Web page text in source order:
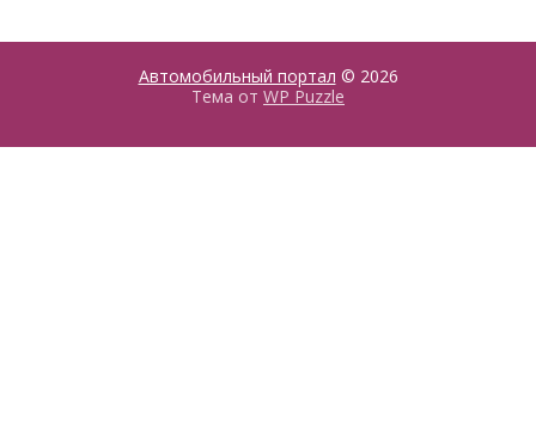
Автомобильный портал © 2026
Тема от WP Puzzle